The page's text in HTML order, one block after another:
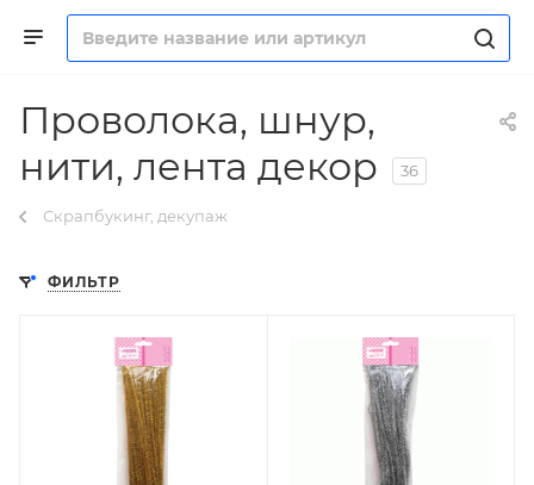
Проволока, шнур,
нити, лента декор
36
Скрапбукинг, декупаж
ФИЛЬТР